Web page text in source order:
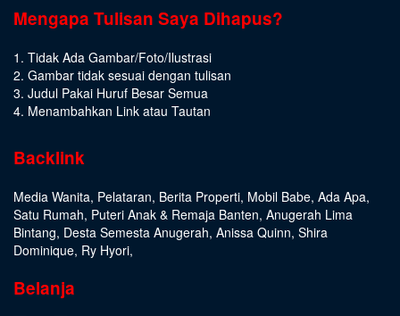
Mengapa Tulisan Saya Dihapus?
1. Tidak Ada Gambar/Foto/Ilustrasi
2. Gambar tidak sesuai dengan tulisan
3. Judul Pakai Huruf Besar Semua
4. Menambahkan Link atau Tautan
Backlink
Media Wanita, Pelataran, Berita Properti, Mobil Babe, Ada Apa,
Satu Rumah, Puteri Anak & Remaja Banten, Anugerah Lima
Bintang, Desta Semesta Anugerah, Anissa Quinn, Shira
Dominique, Ry Hyori,
Belanja